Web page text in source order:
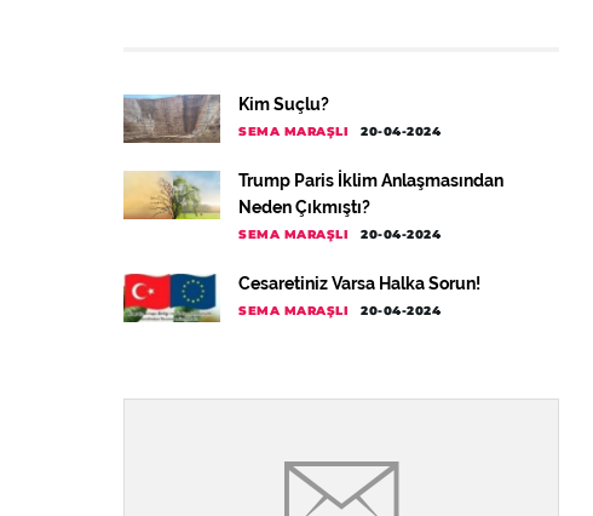
Kim Suçlu?
SEMA MARAŞLI 20-04-2024
Trump Paris İklim Anlaşmasından
Neden Çıkmıştı?
SEMA MARAŞLI 20-04-2024
Cesaretiniz Varsa Halka Sorun!
SEMA MARAŞLI 20-04-2024